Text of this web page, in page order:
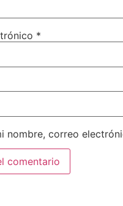
*
nombre, correo